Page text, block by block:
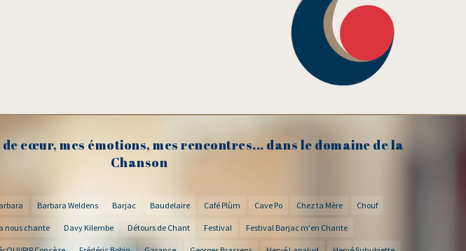
cœur, mes émotions, mes rencontres... dans le domaine de la
Chanson
Barbara Weldens Barjac Baudelaire Café Plùm Cave Po Chez ta Mère Chouf
nous chante Davy Kilembe Détours de Chant Festival Festival Barjac m'en Chante